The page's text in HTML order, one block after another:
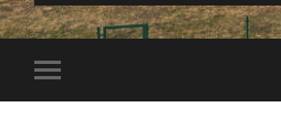
Toggle
mobile